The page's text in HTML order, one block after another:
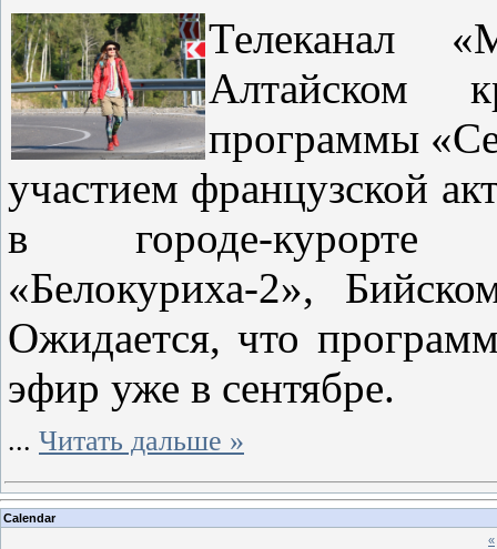
Телеканал
Алтайском
программы
участием французской
в городе-курорте
«Белокуриха-2»,
Ожидается, что
эфир уже в сентябре.
... Читать дальше »
Calendar
«